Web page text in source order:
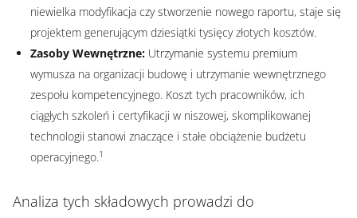
niewielka modyfikacja czy stworzenie nowego raportu, staje się
projektem generującym dziesiątki tysięcy złotych kosztów.
Zasoby Wewnętrzne: Utrzymanie systemu premium
wymusza na organizacji budowę i utrzymanie wewnętrznego
zespołu kompetencyjnego. Koszt tych pracowników, ich
ciągłych szkoleń i certyfikacji w niszowej, skomplikowanej
technologii stanowi znaczące i stałe obciążenie budżetu
operacyjnego.1
Analiza tych składowych prowadzi do